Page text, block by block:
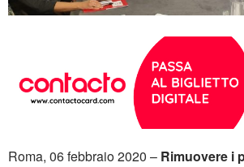
Roma, 06 febbraio 2020 – Rimuovere i